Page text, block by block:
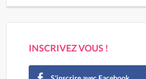
INSCRIVEZ VOUS !